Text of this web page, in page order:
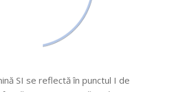
SI se reflectă în punctul I de